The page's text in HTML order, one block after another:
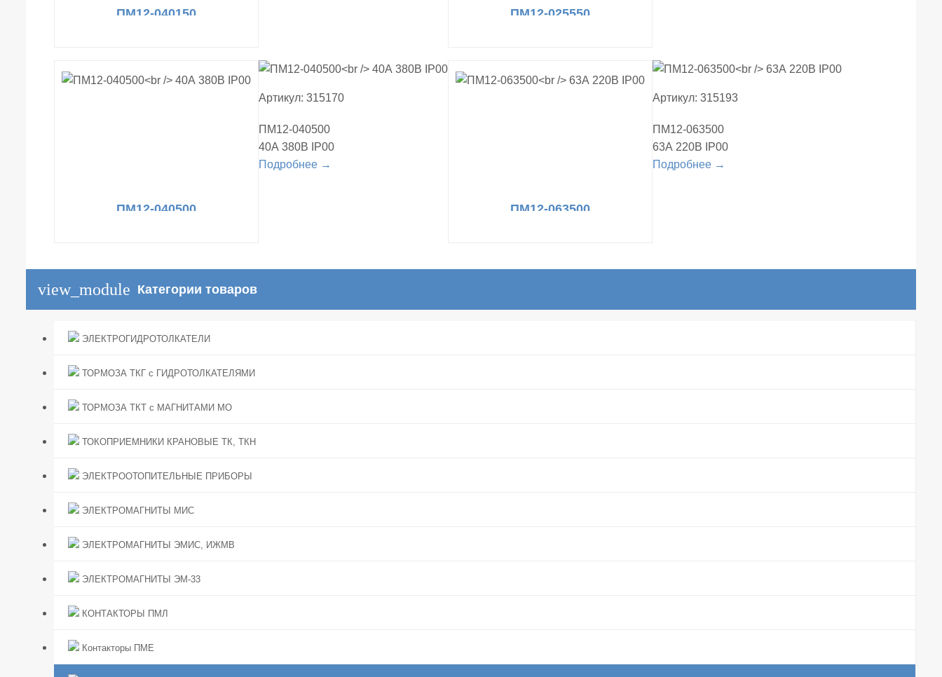
ПМ12-040150
ПМ12-025550
ПМ12-040500
Артикул: 315170
ПМ12-040500
40А 380В IP00
Подробнее →
ПМ12-063500
Артикул: 315193
ПМ12-063500
63А 220В IP00
Подробнее →
view_module Категории товаров
ЭЛЕКТРОГИДРОТОЛКАТЕЛИ
ТОРМОЗА ТКГ с ГИДРОТОЛКАТЕЛЯМИ
ТОРМОЗА ТКТ с МАГНИТАМИ МО
ТОКОПРИЕМНИКИ КРАНОВЫЕ ТК, ТКН
ЭЛЕКТРООТОПИТЕЛЬНЫЕ ПРИБОРЫ
ЭЛЕКТРОМАГНИТЫ МИС
ЭЛЕКТРОМАГНИТЫ ЭМИС, ИЖМВ
ЭЛЕКТРОМАГНИТЫ ЭМ-33
КОНТАКТОРЫ ПМЛ
Контакторы ПМЕ